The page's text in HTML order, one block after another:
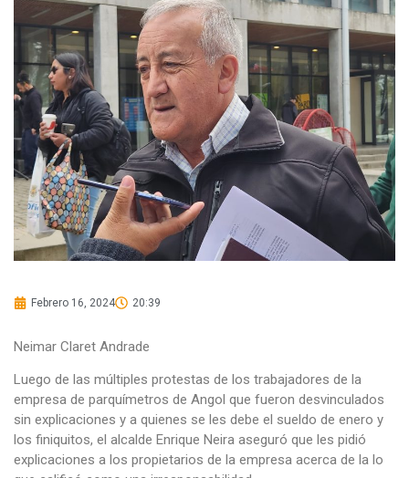
Febrero 16, 2024 20:39
Neimar Claret Andrade
Luego de las múltiples protestas de los trabajadores de la
empresa de parquímetros de Angol que fueron desvinculados
sin explicaciones y a quienes se les debe el sueldo de enero y
los finiquitos, el alcalde Enrique Neira aseguró que les pidió
explicaciones a los propietarios de la empresa acerca de la lo